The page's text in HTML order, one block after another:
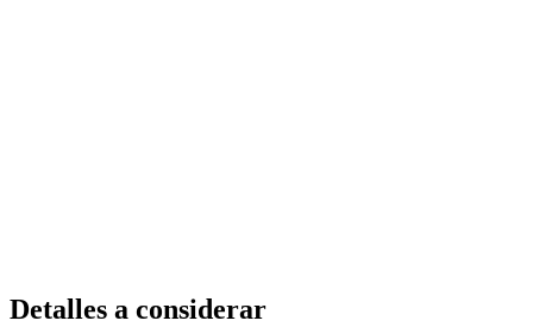
Detalles a considerar